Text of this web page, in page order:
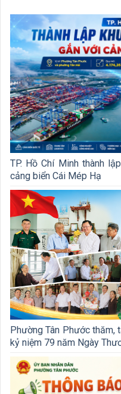
TP. Hồ Chí Minh thành
cảng biển Cái Mép Hạ
Phường Tân Phước thăm,
kỷ niệm 79 năm Ngày